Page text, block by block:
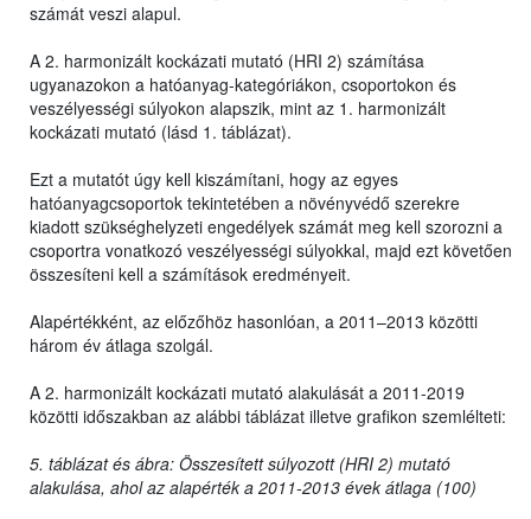
számát veszi alapul.
A 2. harmonizált kockázati mutató (HRI 2) számítása
ugyanazokon a hatóanyag-kategóriákon, csoportokon és
veszélyességi súlyokon alapszik, mint az 1. harmonizált
kockázati mutató (lásd 1. táblázat).
Ezt a mutatót úgy kell kiszámítani, hogy az egyes
hatóanyagcsoportok tekintetében a növényvédő szerekre
kiadott szükséghelyzeti engedélyek számát meg kell szorozni a
csoportra vonatkozó veszélyességi súlyokkal, majd ezt követően
összesíteni kell a számítások eredményeit.
Alapértékként, az előzőhöz hasonlóan, a 2011–2013 közötti
három év átlaga szolgál.
A 2. harmonizált kockázati mutató alakulását a 2011-2019
közötti időszakban az alábbi táblázat illetve grafikon szemlélteti:
5. táblázat és ábra: Összesített súlyozott (HRI 2) mutató
alakulása, ahol az alapérték a 2011-2013 évek átlaga (100)